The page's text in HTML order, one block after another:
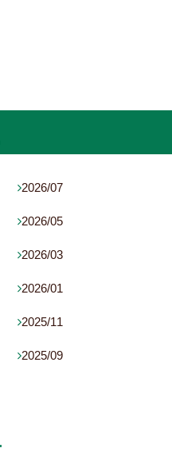
2026/07
2026/05
2026/03
2026/01
2025/11
2025/09